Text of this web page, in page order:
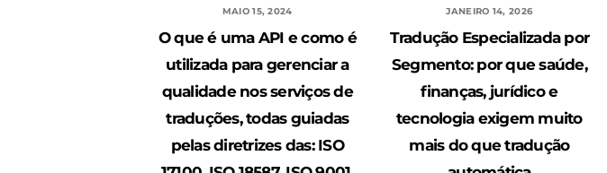
MAIO 15, 2024
O que é uma API e como é
utilizada para gerenciar a
qualidade nos serviços de
traduções, todas guiadas
pelas diretrizes das: ISO
JANEIRO 14, 2026
Tradução Especializada por
Segmento: por que saúde,
finanças, jurídico e
tecnologia exigem muito
mais do que tradução